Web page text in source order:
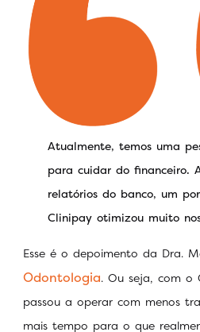
Atualmente, temos uma
para cuidar do financeiro.
relatórios do banco, um
Clinipay otimizou muito
Esse é o depoimento da Dra.
Odontologia. Ou seja, com o
passou a operar com menos
mais tempo para o que